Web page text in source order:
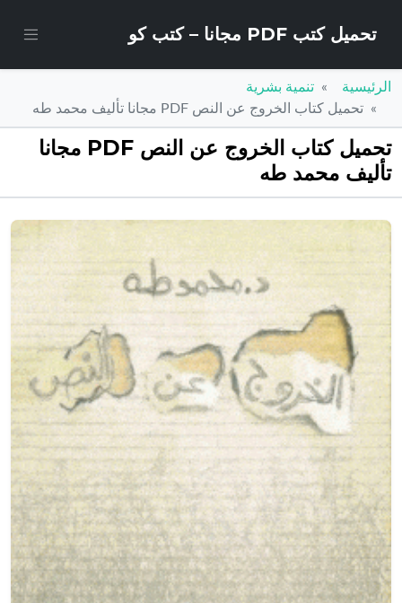
تحميل كتب PDF مجانا – كتب كو
الرئيسية
تنمية بشرية
تحميل كتاب الخروج عن النص PDF مجانا تأليف محمد طه
تحميل كتاب الخروج عن النص PDF مجانا
تأليف محمد طه